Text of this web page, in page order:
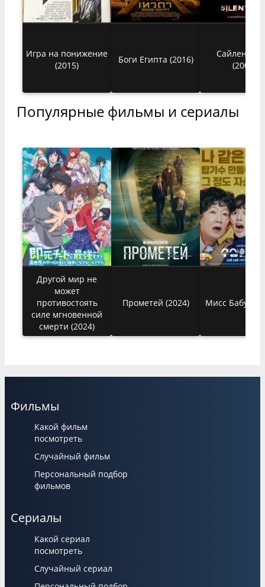
Игра на понижение
(2015)
Боги Египта (2016)
Сайлент
(2006)
Популярные фильмы и сериалы
Другой мир не
может
противостоять
силе мгновенной
смерти (2024)
Прометей (2024) Мисс Бабуля
Фильмы
Какой фильм
посмотреть
Случайный фильм
Персональный подбор
фильмов
Сериалы
Какой сериал
посмотреть
Случайный сериал